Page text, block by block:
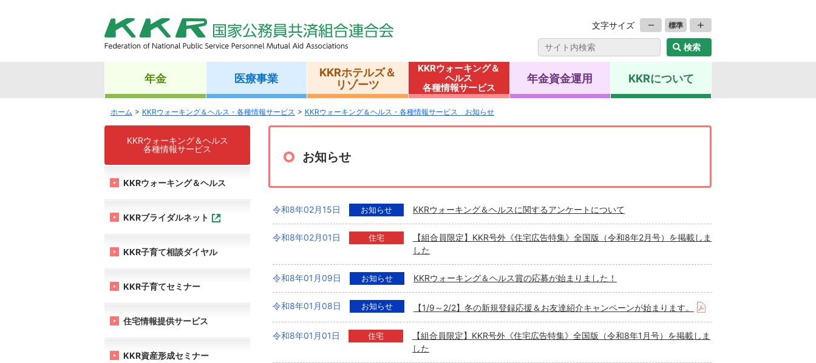
文字サイズ 標準
年金 医療事業
KKRホテルズ＆
リゾーツ
KKRウォーキング＆
ヘルス
各種情報サービス
年金資金運用 KKRについて
ホーム KKRウォーキング＆ヘルス・各種情報サービス KKRウォーキング＆ヘルス・各種情報サービス お知らせ
KKRウォーキング＆ヘルス
各種情報サービス
KKRウォーキング＆ヘルス
KKRブライダルネット
KKR子育て相談ダイヤル
KKR子育てセミナー
住宅情報提供サービス
KKR資産形成セミナー
お知らせ
令和8年02月15日 お知らせ KKRウォーキング＆ヘルスに関するアンケートについて
令和8年02月01日 住宅
【組合員限定】KKR号外《住宅広告特集》全国版（令和8年2月号）を掲載しま
した
令和8年01月09日 お知らせ KKRウォーキング＆ヘルス賞の応募が始まりました！
令和8年01月08日 お知らせ 【1/9～2/2】冬の新規登録応援＆お友達紹介キャンペーンが始まります。
令和8年01月01日 住宅
【組合員限定】KKR号外《住宅広告特集》全国版（令和8年1月号）を掲載しま
した